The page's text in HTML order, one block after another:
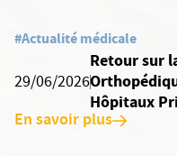
#Actualité médicale
29/06/2026
Retour sur
Hôpitaux
En savoir plus